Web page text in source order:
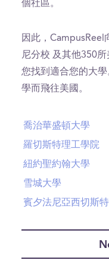
個社區。
因此，CampusReel
尼分校 及其他350
您找到適合您的大
學而飛往美國。
喬治華盛頓大學
羅切斯特理工學院
紐約聖約翰大學
雪城大學
賓夕法尼亞西切斯